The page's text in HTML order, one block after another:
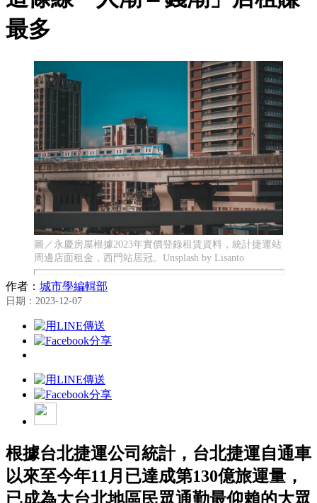
最多
圖／永慶房屋根據2023年實價登錄租賃資料，統計捷運站
周邊店面租金，西門站居冠。Unsplash by Lisanto
作者： 城市學編輯部
日期：2023-12-07
根據台北捷運公司統計，台北捷運自通車
以來至今年11月已達成第130億旅運量，
已成為大台北地區民眾通勤最仰賴的大眾